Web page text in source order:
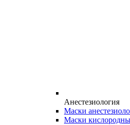
Анестезиология
Маски
Маски